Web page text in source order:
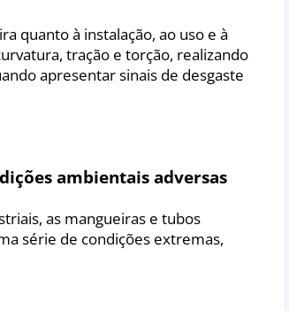
quanto à instalação, ao uso e à
tração e torção, realizando
apresentar sinais de desgaste
ambientais adversas
as mangueiras e tubos
série de condições extremas,